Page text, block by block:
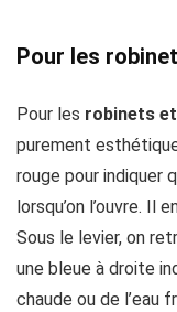
Pour les
Pour les robinets
purement
rouge pour indiquer
lorsqu’on l’ouvre. Il
Sous le levier, on
une bleue à droite
chaude ou de l’eau